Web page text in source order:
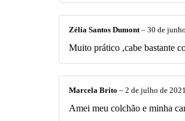
Zélia Santos Dumont – 30 de
Muito prático ,cabe bastante
Marcela Brito – 2 de julho de 2021
Amei meu colchão e minha